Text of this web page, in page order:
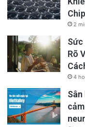
2
Sức
Rõ
4